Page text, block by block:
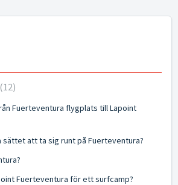
12
Fuerteventura flygplats till Lapoint
sättet att ta sig runt på Fuerteventura?
Fuerteventura för ett surfcamp?